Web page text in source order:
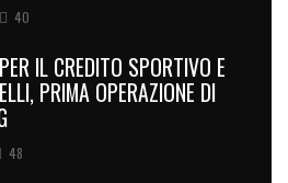
40
IL CREDITO SPORTIVO E
PRIMA OPERAZIONE DI
48